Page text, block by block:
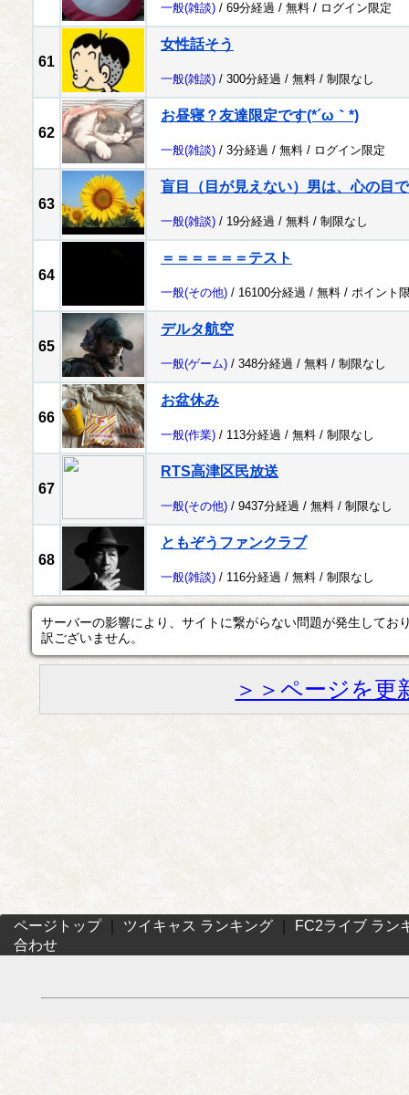
一般(雑談) / 69分経過 / 無料 / ログイン限定
61
女性話そう
一般(雑談) / 300分経過 / 無料 / 制限なし
62
お昼寝？友達限定です(⁠*⁠´⁠ω⁠｀⁠*⁠)
一般(雑談) / 3分経過 / 無料 / ログイン限定
63
盲目（目が見えない）男は、心の目
一般(雑談) / 19分経過 / 無料 / 制限なし
64
＝＝＝＝＝＝テスト
一般(その他) / 16100分経過 / 無料 / ポイント
65
デルタ航空
一般(ゲーム) / 348分経過 / 無料 / 制限なし
66
お盆休み
一般(作業) / 113分経過 / 無料 / 制限なし
67
RTS高津区民放送
一般(その他) / 9437分経過 / 無料 / 制限なし
68
ともぞうファンクラブ
一般(雑談) / 116分経過 / 無料 / 制限なし
サーバーの影響により、サイトに繋がらない問題が発生してお
訳ございません。
＞＞ページを更
ページトップ｜ ツイキャス ランキング
FC2ライブ ラン
合わせ